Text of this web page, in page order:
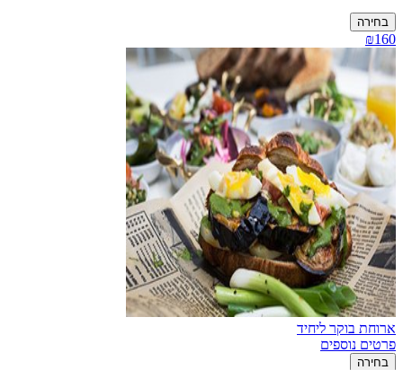
בחירה
₪160
ארוחת בוקר ליחיד
פרטים נוספים
בחירה